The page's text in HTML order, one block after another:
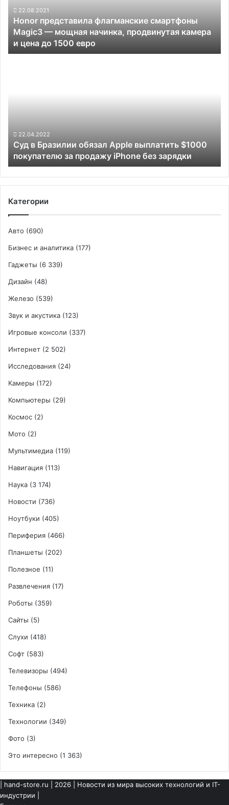
мощная
начинка,
продвинутая
камера
и
22.08.2021
Honor представила флагманские смартфоны
Magic3 — мощная начинка, продвинутая камера
и цена до 1500 евро
покупателю
за
продажу
iPhone
без
зарядки
22.04.2022
Суд в Бразилии обязал Apple выплатить $1000
покупателю за продажу iPhone без зарядки
Категории
Авто (690)
Бизнес и аналитика (177)
Гаджеты (6 339)
Дизайн (48)
Железо (539)
Звук и акустика (123)
Игровые консоли (337)
Интернет (2 502)
Исследования (24)
Камеры (172)
Компьютеры (29)
Космос (2)
Мото (2)
Мультимедиа (119)
Навигация (113)
Наука (3 174)
Новости (736)
Ноутбуки (405)
Периферия (466)
Планшеты (202)
Полезное (11)
Развлечения (17)
Роботы (359)
Сайты (5)
Слухи (418)
Софт (583)
Телевизоры (494)
Телефоны (586)
Техника (2)
Технологии (349)
Фото (3)
Это интересно (1 363)
hand-store.ru | 2026 | Новости из мира высоких технологий и IT-
индустрии |